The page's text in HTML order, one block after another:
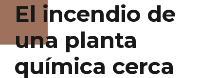
El incendio de
una planta
química cerca